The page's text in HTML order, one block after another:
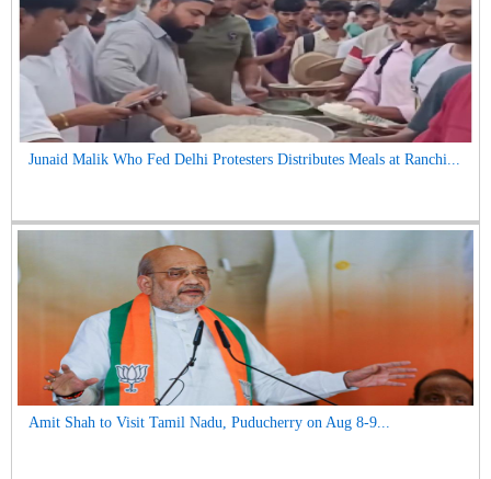
Junaid Malik Who Fed Delhi Protesters Distributes Meals at Ranchi...
Amit Shah to Visit Tamil Nadu, Puducherry on Aug 8-9...